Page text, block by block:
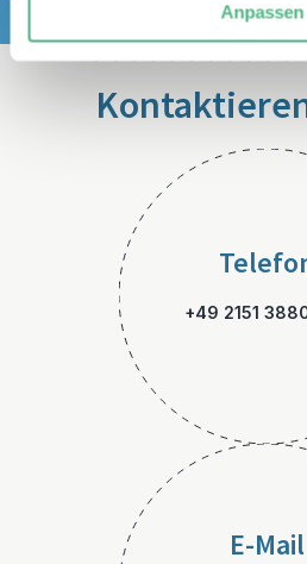
Anpassen
+49 2151
E-Mail